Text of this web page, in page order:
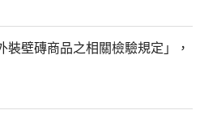
裝壁磚商品之相關檢驗規定」，